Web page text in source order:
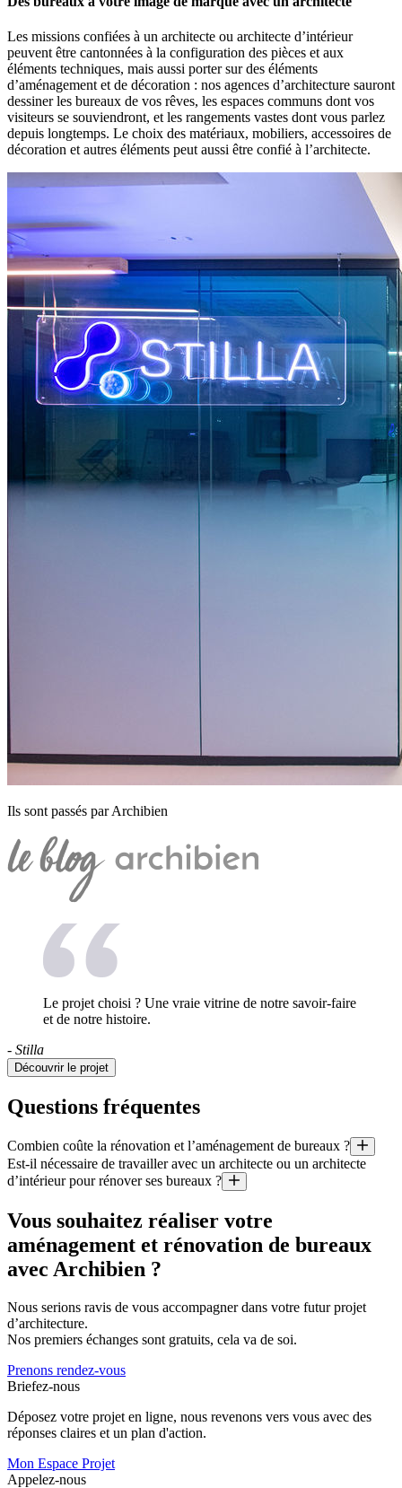
Les missions confiées à un architecte ou architecte d’intérieur
peuvent être cantonnées à la configuration des pièces et aux
éléments techniques, mais aussi porter sur des éléments
d’aménagement et de décoration : nos agences d’architecture sauront
dessiner les bureaux de vos rêves, les espaces communs dont vos
visiteurs se souviendront, et les rangements vastes dont vous parlez
depuis longtemps. Le choix des matériaux, mobiliers, accessoires de
décoration et autres éléments peut aussi être confié à l’architecte.
Ils sont passés par Archibien
Le projet choisi ? Une vraie vitrine de notre savoir-faire
et de notre histoire.
- Stilla
Découvrir le projet
Questions fréquentes
Combien coûte la rénovation et l’aménagement de bureaux ?
Quel est le prix au mètre carré d’une rénovation ? Quel budget
Il est aussi utile de préciser que le coût moyen d’un projet géré par
Est-il nécessaire de travailler avec un architecte ou un architecte
d’intérieur pour rénover ses bureaux ?
Il existe certains cas où il est obligatoire de travailler avec un
Vous souhaitez réaliser votre
aménagement et rénovation de bureaux
avec Archibien ?
Nous serions ravis de vous accompagner dans votre futur projet
d’architecture.
Nos premiers échanges sont gratuits, cela va de soi.
Prenons rendez-vous
Briefez-nous
Déposez votre projet en ligne, nous revenons vers vous avec des
réponses claires et un plan d'action.
Mon Espace Projet
Appelez-nous